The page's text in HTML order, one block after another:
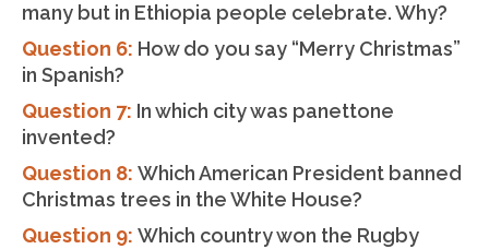
many but in Ethiopia people celebrate. Why?
Question 6: How do you say “Merry Christmas”
in Spanish?
Question 7: In which city was panettone
invented?
Question 8: Which American President banned
Christmas trees in the White House?
Question 9: Which country won the Rugby